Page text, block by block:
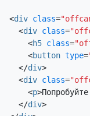
<div class=
<div class=
<h5 class=
<button type=
</div>
<div class=
<p>
</div>